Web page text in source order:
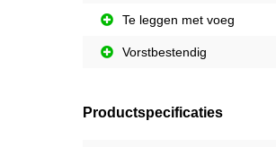
Te leggen met voeg
Vorstbestendig
Productspecificaties